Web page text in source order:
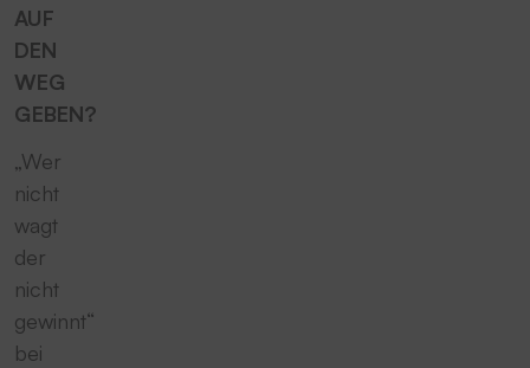
AUF
DEN
WEG
GEBEN?
„Wer
nicht
wagt
der
nicht
gewinnt“
bei